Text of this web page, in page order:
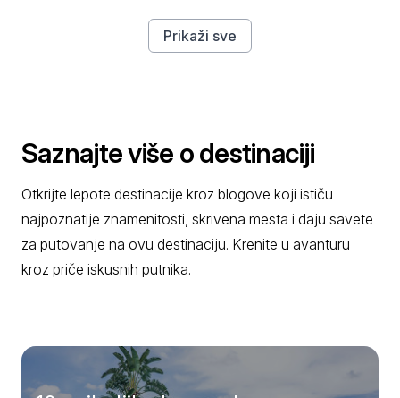
Prikaži sve
Saznajte više o destinaciji
Otkrijte lepote destinacije kroz blogove koji ističu
najpoznatije znamenitosti, skrivena mesta i daju savete
za putovanje na ovu destinaciju. Krenite u avanturu
kroz priče iskusnih putnika.